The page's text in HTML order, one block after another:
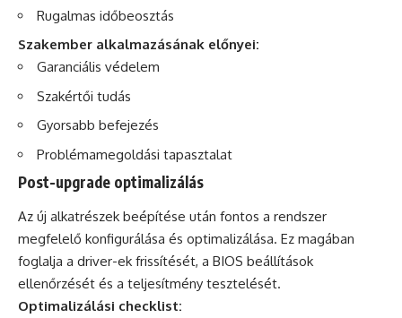
Rugalmas időbeosztás
Szakember alkalmazásának előnyei:
Garanciális védelem
Szakértői tudás
Gyorsabb befejezés
Problémamegoldási tapasztalat
Post-upgrade optimalizálás
Az új alkatrészek beépítése után fontos a rendszer
megfelelő konfigurálása és optimalizálása. Ez magában
foglalja a driver-ek frissítését, a BIOS beállítások
ellenőrzését és a teljesítmény tesztelését.
Optimalizálási checklist: